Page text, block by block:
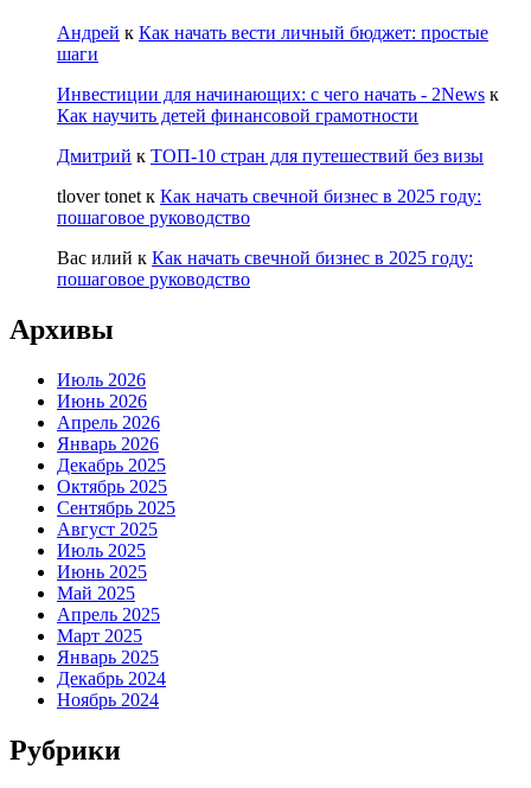
Андрей к Как начать вести личный бюджет: простые
шаги
Инвестиции для начинающих: с чего начать - 2News к
Как научить детей финансовой грамотности
Дмитрий к ТОП-10 стран для путешествий без визы
tlover tonet к Как начать свечной бизнес в 2025 году:
пошаговое руководство
Вас илий к Как начать свечной бизнес в 2025 году:
пошаговое руководство
Архивы
Июль 2026
Июнь 2026
Апрель 2026
Январь 2026
Декабрь 2025
Октябрь 2025
Сентябрь 2025
Август 2025
Июль 2025
Июнь 2025
Май 2025
Апрель 2025
Март 2025
Январь 2025
Декабрь 2024
Ноябрь 2024
Рубрики